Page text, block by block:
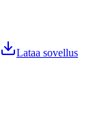
Lataa sovellus